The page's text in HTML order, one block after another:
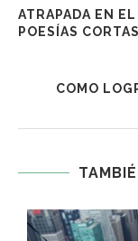
ATRAPADA EN
POESÍAS
COMO